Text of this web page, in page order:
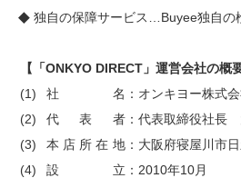
独自の保障サービス…Buyee独自の
【「ONKYO DIRECT」運営会社の概要
社名 ：オンキヨー株式
代表者：代表取締役社長
本店所在地：大阪府寝屋川市
設立 ：2010年10月